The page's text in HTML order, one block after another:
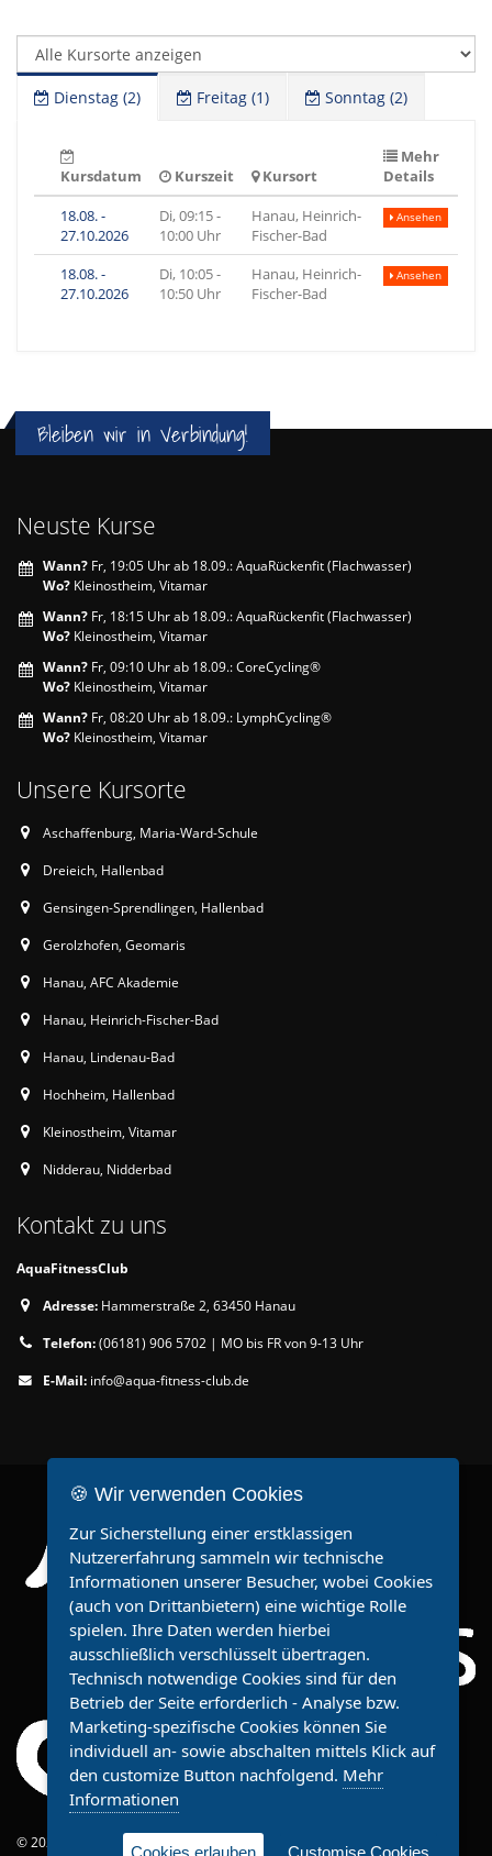
Dienstag (2) Freitag (1) Sonntag (2)
Kursdatum Kurszeit Kursort
Mehr
Details
18.08. -
27.10.2026
Di, 09:15 -
10:00 Uhr
Hanau, Heinrich-
Fischer-Bad
Ansehen
18.08. -
27.10.2026
Di, 10:05 -
10:50 Uhr
Hanau, Heinrich-
Fischer-Bad
Ansehen
Bleiben wir in Verbindung!
Neuste Kurse
Wann? Fr, 19:05 Uhr ab 18.09.: AquaRückenfit (Flachwasser)
Wo? Kleinostheim, Vitamar
Wann? Fr, 18:15 Uhr ab 18.09.: AquaRückenfit (Flachwasser)
Wo? Kleinostheim, Vitamar
Wann? Fr, 09:10 Uhr ab 18.09.: CoreCycling®
Wo? Kleinostheim, Vitamar
Wann? Fr, 08:20 Uhr ab 18.09.: LymphCycling®
Wo? Kleinostheim, Vitamar
Unsere Kursorte
Aschaffenburg, Maria-Ward-Schule
Dreieich, Hallenbad
Gensingen-Sprendlingen, Hallenbad
Gerolzhofen, Geomaris
Hanau, AFC Akademie
Hanau, Heinrich-Fischer-Bad
Hanau, Lindenau-Bad
Hochheim, Hallenbad
Kleinostheim, Vitamar
Nidderau, Nidderbad
Kontakt zu uns
AquaFitnessClub
Adresse: Hammerstraße 2, 63450 Hanau
Telefon:(06181) 906 5702 | MO bis FR von 9-13 Uhr
E-Mail: info@aqua-fitness-club.de
© 2021 AquaFitnessClub. Alle Rechte vorbehalten.
🍪 Wir verwenden Cookies
Zur Sicherstellung einer erstklassigen
Nutzererfahrung sammeln wir technische
Informationen unserer Besucher, wobei Cookies
(auch von Drittanbietern) eine wichtige Rolle
spielen. Ihre Daten werden hierbei
ausschließlich verschlüsselt übertragen.
Technisch notwendige Cookies sind für den
Betrieb der Seite erforderlich - Analyse bzw.
Marketing-spezifische Cookies können Sie
individuell an- sowie abschalten mittels Klick auf
den customize Button nachfolgend. Mehr
Informationen
Cookies erlauben Customise Cookies